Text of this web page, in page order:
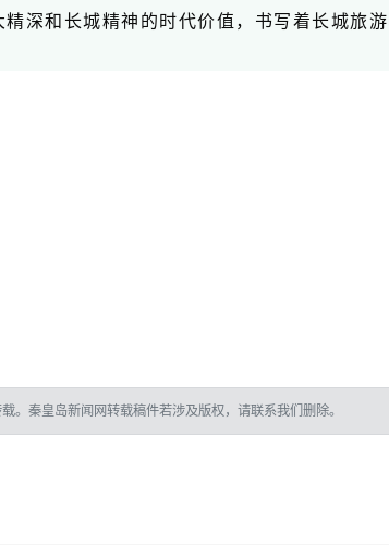
深和长城精神的时代价值，书写着长城旅
。秦皇岛新闻网转载稿件若涉及版权，请联系我们删除。